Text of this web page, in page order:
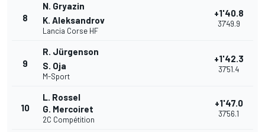
8
N. Gryazin
K. Aleksandrov
Lancia Corse HF
+1'40.8
37'49.9
9
R. Jürgenson
S. Oja
M-Sport
+1'42.3
37'51.4
10
L. Rossel
G. Mercoiret
2C Compétition
+1'47.0
37'56.1